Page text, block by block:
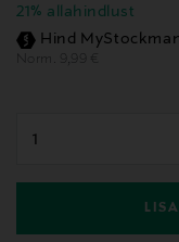
21% allahindlust
Hind
Norm. Original Price
9,99 €